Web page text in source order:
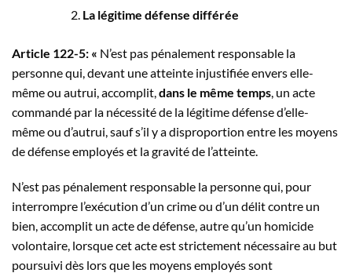
La légitime défense différée
Article 122-5: « N’est pas pénalement responsable la
personne qui, devant une atteinte injustifiée envers elle-
même ou autrui, accomplit, dans le même temps , un acte
commandé par la nécessité de la légitime défense d’elle-
même ou d’autrui, sauf s’il y a disproportion entre les moyens
de défense employés et la gravité de l’atteinte.
N’est pas pénalement responsable la personne qui, pour
interrompre l’exécution d’un crime ou d’un délit contre un
bien, accomplit un acte de défense, autre qu’un homicide
volontaire, lorsque cet acte est strictement nécessaire au but
poursuivi dès lors que les moyens employés sont